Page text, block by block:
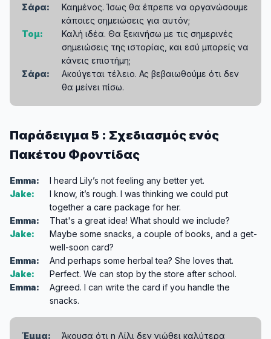
Σάρα:
Καημένος. Ίσως θα έπρεπε να οργανώσουμε
κάποιες σημειώσεις για αυτόν;
Τομ:
Καλή ιδέα. Θα ξεκινήσω με τις σημερινές
σημειώσεις της ιστορίας, και εσύ μπορείς να
κάνεις επιστήμη;
Σάρα:
Ακούγεται τέλειο. Ας βεβαιωθούμε ότι δεν
θα μείνει πίσω.
Παράδειγμα 5 : Σχεδιασμός ενός
Πακέτου Φροντίδας
Emma:
I heard Lily’s not feeling any better yet.
Jake:
I know, it’s rough. I was thinking we could put
together a care package for her.
Emma:
That's a great idea! What should we include?
Jake:
Maybe some snacks, a couple of books, and a get-
well-soon card?
Emma:
And perhaps some herbal tea? She loves that.
Jake:
Perfect. We can stop by the store after school.
Emma:
Agreed. I can write the card if you handle the
snacks.
Έμμα: Άκουσα ότι η Λίλι δεν νιώθει καλύτερα